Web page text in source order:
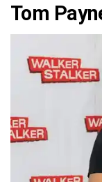
Tom